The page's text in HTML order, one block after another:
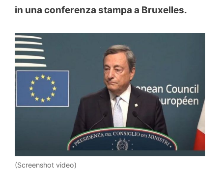
in una conferenza stampa a Bruxelles.
(Screenshot video)